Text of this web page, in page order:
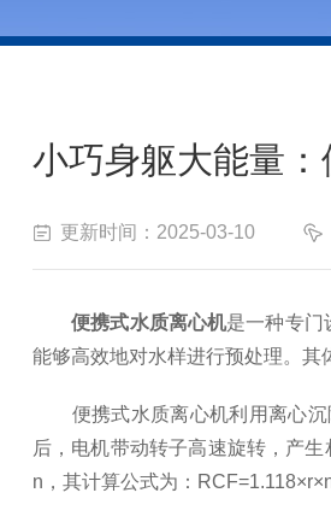
小巧身躯大能量：
更新时间：2025-03-10
便携式水质离心机是一种专门
能够高效地对水样进行预处理。其
便携式水质离心机利用离心沉
后，电机带动转子高速旋转，产
n，其计算公式为：